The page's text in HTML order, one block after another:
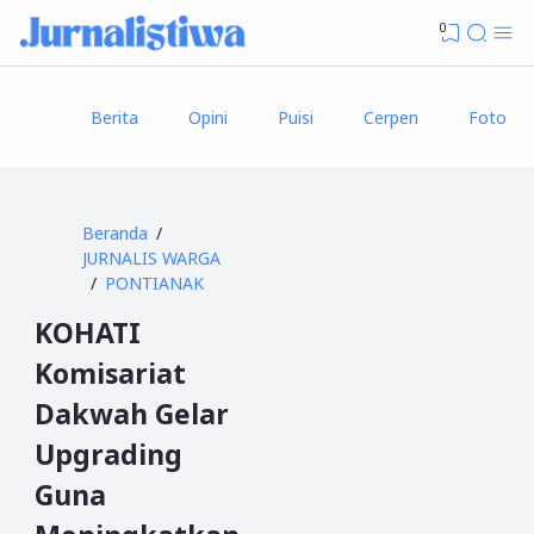
0
Berita Opini Puisi Cerpen Foto
Beranda
JURNALIS WARGA
PONTIANAK
KOHATI
Komisariat
Dakwah Gelar
Upgrading
Guna